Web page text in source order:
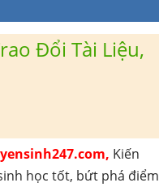
Đổi Tài Liệu,
Kiến
học tốt, bứt phá điểm